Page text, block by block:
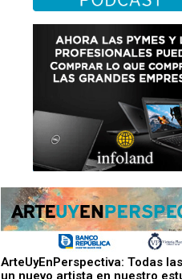
ArteUyEnPerspectiva: Todas
un nuevo artista en nuestro